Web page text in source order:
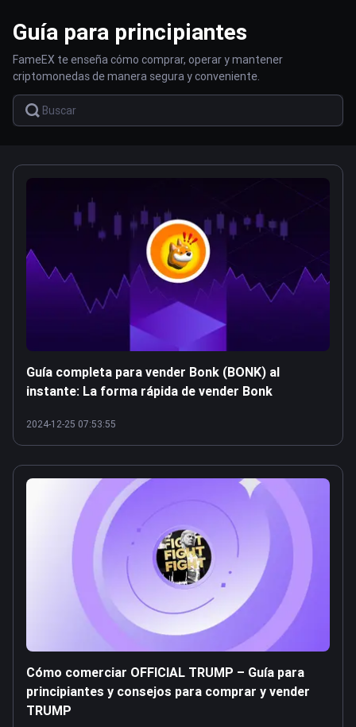
Guía para principiantes
FameEX te enseña cómo comprar, operar y mantener
criptomonedas de manera segura y conveniente.
Guía completa para vender Bonk (BONK) al
instante: La forma rápida de vender Bonk
2024-12-25 07:53:55
Cómo comerciar OFFICIAL TRUMP – Guía para
principiantes y consejos para comprar y vender
TRUMP